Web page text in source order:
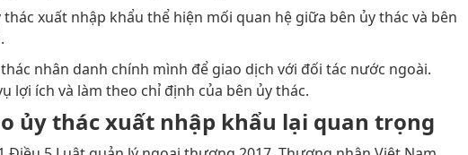
xuất nhập khẩu thể hiện mối quan hệ giữa bên ủy thác và bên
nhân danh chính mình để giao dịch với đối tác nước ngoài.
lợi ích và làm theo chỉ định của bên ủy thác.
ủy thác xuất nhập khẩu lại quan trọng